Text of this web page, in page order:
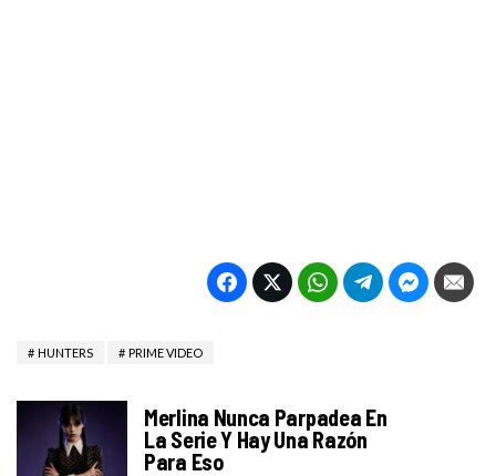
HUNTERS PRIME VIDEO
Merlina Nunca Parpadea En
La Serie Y Hay Una Razón
Para Eso